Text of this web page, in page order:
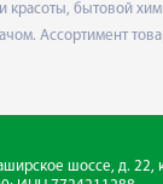
красоты, бытовой
Ассортимент
шоссе, д. 22,